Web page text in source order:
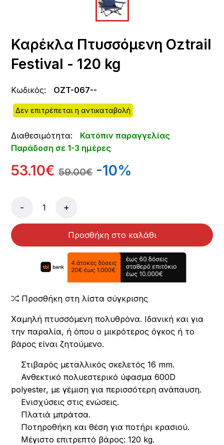
Καρέκλα Πτυσσόμενη Oztrail
Festival - 120 kg
Κωδικός: OZT-067--
Δεν επιτρέπεται η αντικαταβολή
Διαθεσιμότητα:
Κατόπιν παραγγελίας
Παράδοση σε 1-3 ημέρες
53.10€ 59.00€ -10%
- +
Προσθήκη στο καλάθι
Προσθήκη στη λίστα σύγκρισης
Χαμηλή πτυσσόμενη πολυθρόνα. Ιδανική και για
την παραλία, ή όπου ο μικρότερος όγκος ή το
βάρος είναι ζητούμενο.
Στιβαρός μεταλλικός σκελετός 16 mm.
Ανθεκτικό πολυεστερικό ύφασμα 600D
polyester, με γέμιση για περισσότερη ανάπαυση.
Ενισχύσεις στις ενώσεις.
Πλατιά μπράτσα.
Ποτηροθήκη και θέση για ποτήρι κρασιού.
Μέγιστο επιτρεπτό βάρος: 120 kg.